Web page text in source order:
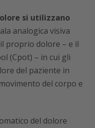
si utilizzano
analogica visiva
proprio dolore – e il
(Cpot) – in cui gli
del paziente in
del corpo e
del dolore